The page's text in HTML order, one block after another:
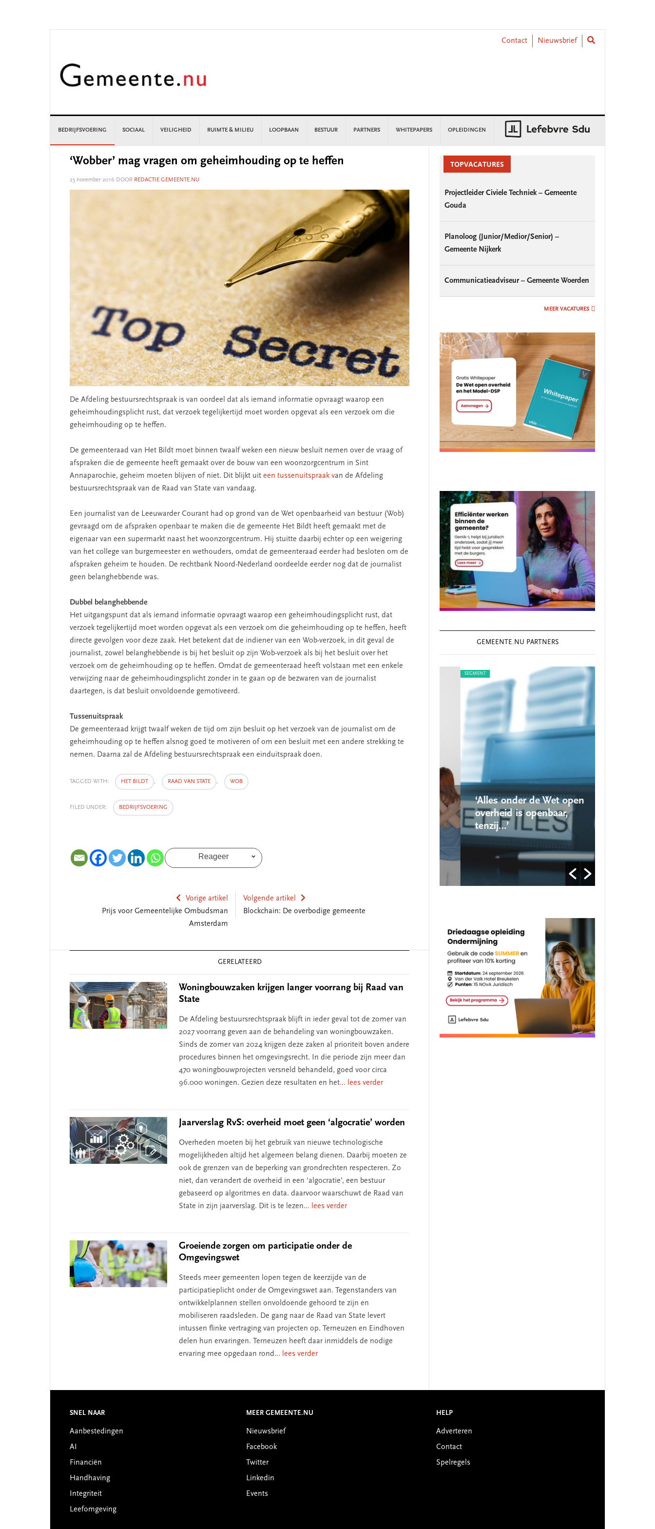
Contact
Nieuwsbrief
BEDRIJFSVOERING SOCIAAL VEILIGHEID RUIMTE & MILIEU LOOPBAAN BESTUUR PARTNERS WHITEPAPERS OPLEIDINGEN
‘Wobber’ mag vragen om geheimhouding op te heffen
25 november 2016 DOOR REDACTIE GEMEENTE.NU
De Afdeling bestuursrechtspraak is van oordeel dat als iemand informatie opvraagt waarop een
geheimhoudingsplicht rust, dat verzoek tegelijkertijd moet worden opgevat als een verzoek om die
geheimhouding op te heffen.
De gemeenteraad van Het Bildt moet binnen twaalf weken een nieuw besluit nemen over de vraag of
afspraken die de gemeente heeft gemaakt over de bouw van een woonzorgcentrum in Sint
Annaparochie, geheim moeten blijven of niet. Dit blijkt uit een tussenuitspraak van de Afdeling
bestuursrechtspraak van de Raad van State van vandaag.
Een journalist van de Leeuwarder Courant had op grond van de Wet openbaarheid van bestuur (Wob)
gevraagd om de afspraken openbaar te maken die de gemeente Het Bildt heeft gemaakt met de
eigenaar van een supermarkt naast het woonzorgcentrum. Hij stuitte daarbij echter op een weigering
van het college van burgemeester en wethouders, omdat de gemeenteraad eerder had besloten om de
afspraken geheim te houden. De rechtbank Noord-Nederland oordeelde eerder nog dat de journalist
geen belanghebbende was.
Dubbel belanghebbende
Het uitgangspunt dat als iemand informatie opvraagt waarop een geheimhoudingsplicht rust, dat
verzoek tegelijkertijd moet worden opgevat als een verzoek om die geheimhouding op te heffen, heeft
directe gevolgen voor deze zaak. Het betekent dat de indiener van een Wob-verzoek, in dit geval de
journalist, zowel belanghebbende is bij het besluit op zijn Wob-verzoek als bij het besluit over het
verzoek om de geheimhouding op te heffen. Omdat de gemeenteraad heeft volstaan met een enkele
verwijzing naar de geheimhoudingsplicht zonder in te gaan op de bezwaren van de journalist
daartegen, is dat besluit onvoldoende gemotiveerd.
Tussenuitspraak
De gemeenteraad krijgt twaalf weken de tijd om zijn besluit op het verzoek van de journalist om de
geheimhouding op te heffen alsnog goed te motiveren of om een besluit met een andere strekking te
nemen. Daarna zal de Afdeling bestuursrechtspraak een einduitspraak doen.
TAGGED WITH: HET BILDT , RAAD VAN STATE , WOB
FILED UNDER: BEDRIJFSVOERING
Reageer
Vorige artikel
Prijs voor Gemeentelijke Ombudsman
Amsterdam
Volgende artikel
Blockchain: De overbodige gemeente
GERELATEERD
Woningbouwzaken krijgen langer voorrang bij Raad van
State
De Afdeling bestuursrechtspraak blijft in ieder geval tot de zomer van
2027 voorrang geven aan de behandeling van woningbouwzaken.
Sinds de zomer van 2024 krijgen deze zaken al prioriteit boven andere
procedures binnen het omgevingsrecht. In die periode zijn meer dan
470 woningbouwprojecten versneld behandeld, goed voor circa
96.000 woningen. Gezien deze resultaten en het... lees verder
Jaarverslag RvS: overheid moet geen ‘algocratie’ worden
Overheden moeten bij het gebruik van nieuwe technologische
mogelijkheden altijd het algemeen belang dienen. Daarbij moeten ze
ook de grenzen van de beperking van grondrechten respecteren. Zo
niet, dan verandert de overheid in een ‘algocratie’, een bestuur
gebaseerd op algoritmes en data. daarvoor waarschuwt de Raad van
State in zijn jaarverslag. Dit is te lezen... lees verder
Groeiende zorgen om participatie onder de
Omgevingswet
Steeds meer gemeenten lopen tegen de keerzijde van de
participatieplicht onder de Omgevingswet aan. Tegenstanders van
ontwikkelplannen stellen onvoldoende gehoord te zijn en
mobiliseren raadsleden. De gang naar de Raad van State levert
intussen flinke vertraging van projecten op. Terneuzen en Eindhoven
delen hun ervaringen. Terneuzen heeft daar inmiddels de nodige
ervaring mee opgedaan rond ... lees verder
SidebarTOPVACATURES
Projectleider Civiele Techniek – Gemeente
Gouda
Planoloog (Junior/Medior/Senior) –
Gemeente Nijkerk
Communicatieadviseur – Gemeente Woerden
MEER VACATURES
GEMEENTE.NU PARTNERS
‘Persoonlijk leiderschap
begint bij zelfkennis’
SEGMENT
‘Alles onder de Wet open
overheid is openbaar,
tenzij…’
Footer
SNEL NAAR
Aanbestedingen
AI
Financiën
Handhaving
Integriteit
Leefomgeving
MEER GEMEENTE.NU
Nieuwsbrief
Facebook
Twitter
Linkedin
Events
HELP
Adverteren
Contact
Spelregels